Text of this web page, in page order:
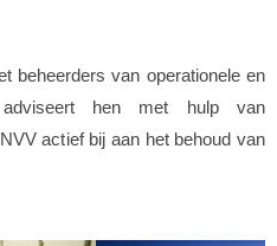
beheerders van operationele en
adviseert hen met hulp van
actief bij aan het behoud van